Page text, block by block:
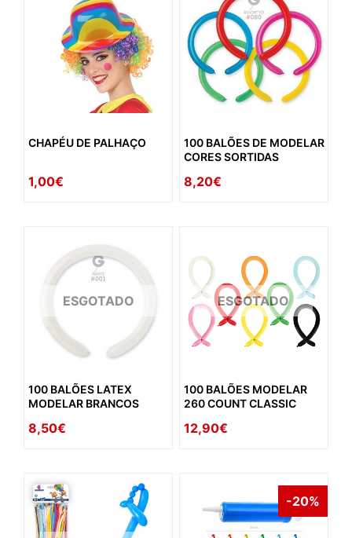
CHAPÉU DE PALHAÇO
1,00€
100 BALÕES DE MODELAR
CORES SORTIDAS
8,20€
ESGOTADO
100 BALÕES LATEX
MODELAR BRANCOS
8,50€
ESGOTADO
100 BALÕES MODELAR
260 COUNT CLASSIC
12,90€
-20%